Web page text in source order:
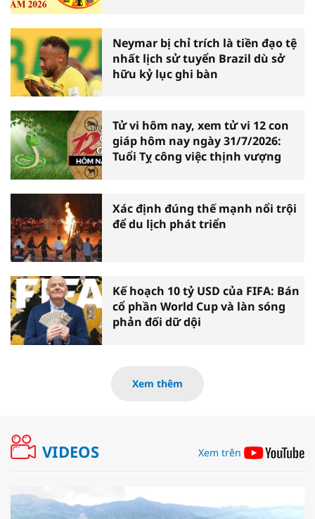
Neymar bị chỉ trích là tiền đạo tệ
nhất lịch sử tuyển Brazil dù sở
hữu kỷ lục ghi bàn
Tử vi hôm nay, xem tử vi 12 con
giáp hôm nay ngày 31/7/2026:
Tuổi Tỵ công việc thịnh vượng
Xác định đúng thế mạnh nổi trội
để du lịch phát triển
Kế hoạch 10 tỷ USD của FIFA: Bán
cổ phần World Cup và làn sóng
phản đối dữ dội
Xem thêm
VIDEOS Xem trên